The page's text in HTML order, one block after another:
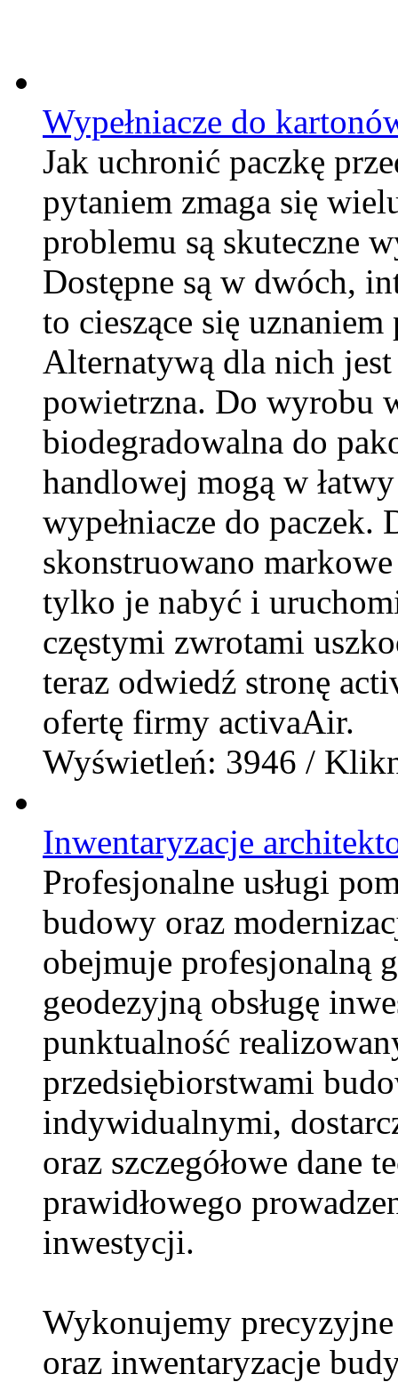
Wypełniacze do
Jak uchronić paczkę
pytaniem zmaga się
problemu są skuteczne
Dostępne są w dwóch,
to cieszące się
Alternatywą dla nich
powietrzna. Do wyrobu
biodegradowalna do
handlowej mogą w
wypełniacze do paczek.
skonstruowano
tylko je nabyć i
częstymi zwrotami
teraz odwiedź stronę
ofertę firmy activaAir.
Wyświetleń: 3946 /
Inwentaryzacje
Profesjonalne usługi
budowy oraz
obejmuje profesjonalną
geodezyjną obsługę
punktualność
przedsiębiorstwami
indywidualnymi,
oraz szczegółowe dane
prawidłowego
inwestycji.
Wykonujemy
oraz inwentaryzacje